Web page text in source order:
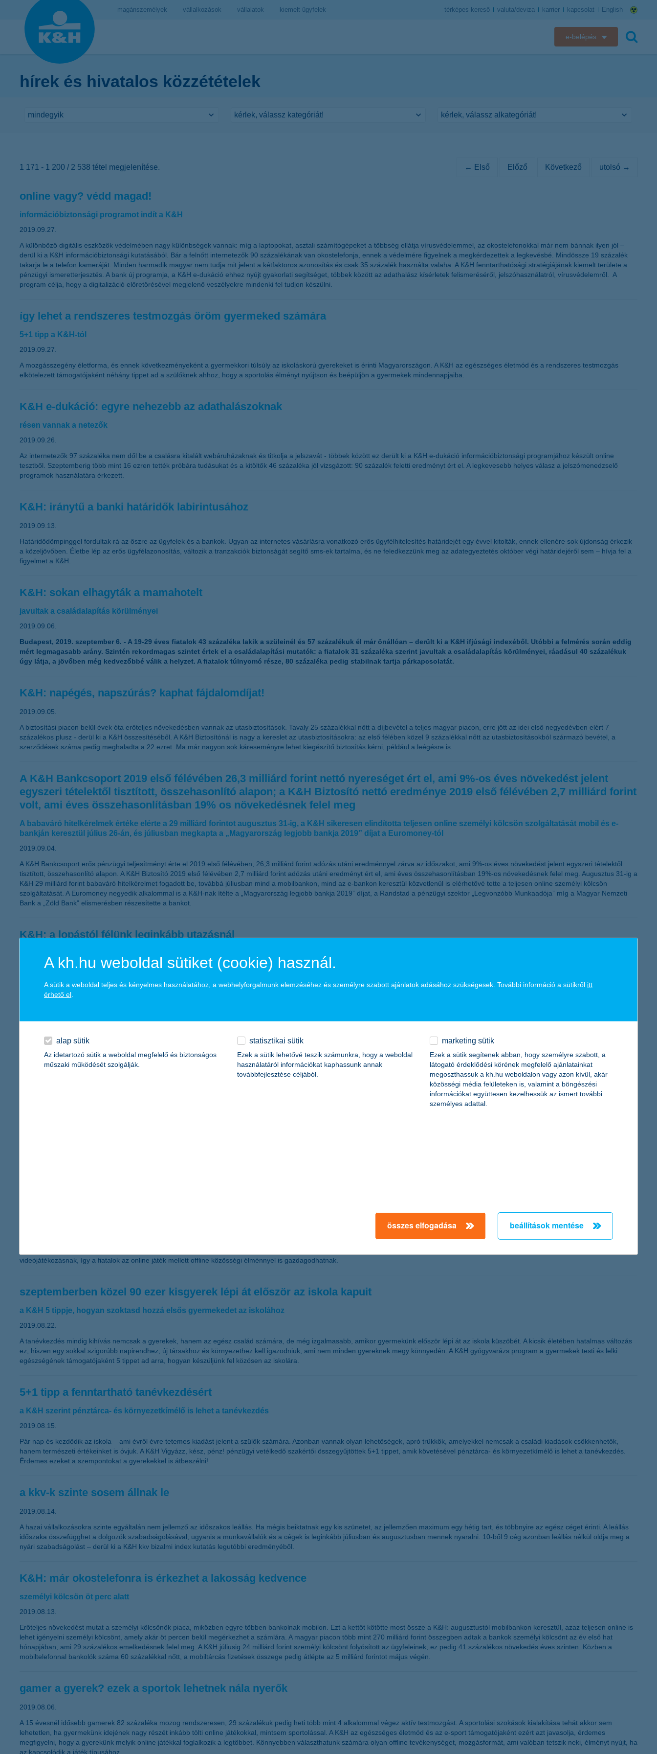
magánszemélyek vállalkozások vállalatok kiemelt ügyfelek térképes kereső valuta/deviza karrier kapcsolat English
e-belépés
hírek és hivatalos közzétételek
1 171 - 1 200 / 2 538 tétel megjelenítése. ← Első Előző Következő utolsó →
online vagy? védd magad!
információbiztonsági programot indít a K&H
2019.09.27.
A különböző digitális eszközök védelmében nagy különbségek vannak: míg a laptopokat, asztali számítógépeket a többség ellátja vírusvédelemmel, az okostelefonokkal már nem bánnak ilyen jól –
derül ki a K&H információbiztonsági kutatásából. Bár a felnőtt internetezők 90 százalékának van okostelefonja, ennek a védelmére figyelnek a megkérdezettek a legkevésbé. Mindössze 19 százalék
takarja le a telefon kameráját. Minden harmadik magyar nem tudja mit jelent a kétfaktoros azonosítás és csak 35 százalék használta valaha. A K&H fenntarthatósági stratégiájának kiemelt területe a
pénzügyi ismeretterjesztés. A bank új programja, a K&H e-dukáció ehhez nyújt gyakorlati segítséget, többek között az adathalász kísérletek felismeréséről, jelszóhasználatról, vírusvédelemről. A
program célja, hogy a digitalizáció előretörésével megjelenő veszélyekre mindenki fel tudjon készülni.
így lehet a rendszeres testmozgás öröm gyermeked számára
5+1 tipp a K&H-tól
2019.09.27.
A mozgásszegény életforma, és ennek következményeként a gyermekkori túlsúly az iskoláskorú gyerekeket is érinti Magyarországon. A K&H az egészséges életmód és a rendszeres testmozgás
elkötelezett támogatójaként néhány tippet ad a szülőknek ahhoz, hogy a sportolás élményt nyújtson és beépüljön a gyermekek mindennapjaiba.
K&H e-dukáció: egyre nehezebb az adathalászoknak
résen vannak a netezők
2019.09.26.
Az internetezők 97 százaléka nem dől be a csalásra kitalált webáruházaknak és titkolja a jelszavát - többek között ez derült ki a K&H e-dukáció információbiztonsági programjához készült online
tesztből. Szeptemberig több mint 16 ezren tették próbára tudásukat és a kitöltők 46 százaléka jól vizsgázott: 90 százalék feletti eredményt ért el. A legkevesebb helyes válasz a jelszómenedzselő
programok használatára érkezett.
K&H: iránytű a banki határidők labirintusához
2019.09.13.
Határidődömpinggel fordultak rá az őszre az ügyfelek és a bankok. Ugyan az internetes vásárlásra vonatkozó erős ügyfélhitelesítés határidejét egy évvel kitolták, ennek ellenére sok újdonság érkezik
a közeljövőben. Életbe lép az erős ügyfélazonosítás, változik a tranzakciók biztonságát segítő sms-ek tartalma, és ne feledkezzünk meg az adategyeztetés október végi határidejéről sem – hívja fel a
figyelmet a K&H.
K&H: sokan elhagyták a mamahotelt
javultak a családalapítás körülményei
2019.09.06.
Budapest, 2019. szeptember 6. - A 19-29 éves fiatalok 43 százaléka lakik a szüleinél és 57 százalékuk él már önállóan – derült ki a K&H ifjúsági indexéből. Utóbbi a felmérés során eddig
mért legmagasabb arány. Szintén rekordmagas szintet értek el a családalapítási mutatók: a fiatalok 31 százaléka szerint javultak a családalapítás körülményei, ráadásul 40 százalékuk
úgy látja, a jövőben még kedvezőbbé válik a helyzet. A fiatalok túlnyomó része, 80 százaléka pedig stabilnak tartja párkapcsolatát.
K&H: napégés, napszúrás? kaphat fájdalomdíjat!
2019.09.05.
A biztosítási piacon belül évek óta erőteljes növekedésben vannak az utasbiztosítások. Tavaly 25 százalékkal nőtt a díjbevétel a teljes magyar piacon, erre jött az idei első negyedévben elért 7
százalékos plusz - derül ki a K&H összesítéséből. A K&H Biztosítónál is nagy a kereslet az utasbiztosításokra: az első félében közel 9 százalékkal nőtt az utasbiztosításokból származó bevétel, a
szerződések száma pedig meghaladta a 22 ezret. Ma már nagyon sok káreseményre lehet kiegészítő biztosítás kérni, például a leégésre is.
A K&H Bankcsoport 2019 első félévében 26,3 milliárd forint nettó nyereséget ért el, ami 9%-os éves növekedést jelent
egyszeri tételektől tisztított, összehasonlító alapon; a K&H Biztosító nettó eredménye 2019 első félévében 2,7 milliárd forint
volt, ami éves összehasonlításban 19% os növekedésnek felel meg
A babaváró hitelkérelmek értéke elérte a 29 milliárd forintot augusztus 31-ig, a K&H sikeresen elindította teljesen online személyi kölcsön szolgáltatását mobil és e-
bankján keresztül július 26-án, és júliusban megkapta a „Magyarország legjobb bankja 2019” díjat a Euromoney-tól
2019.09.04.
A K&H Bankcsoport erős pénzügyi teljesítményt érte el 2019 első félévében, 26,3 milliárd forint adózás utáni eredménnyel zárva az időszakot, ami 9%-os éves növekedést jelent egyszeri tételektől
tisztított, összehasonlító alapon. A K&H Biztosító 2019 első félévében 2,7 milliárd forint adózás utáni eredményt ért el, ami éves összehasonlításban 19%-os növekedésnek felel meg. Augusztus 31-ig a
K&H 29 milliárd forint babaváró hitelkérelmet fogadott be, továbbá júliusban mind a mobilbankon, mind az e-bankon keresztül közvetlenül is elérhetővé tette a teljesen online személyi kölcsön
szolgáltatását. A Euromoney negyedik alkalommal is a K&H-nak ítélte a „Magyarország legjobb bankja 2019” díjat, a Randstad a pénzügyi szektor „Legvonzóbb Munkaadója” míg a Magyar Nemzeti
Bank a „Zöld Bank” elismerésben részesítette a bankot.
K&H: a lopástól félünk leginkább utazásnál
2019.08.29.
A magyarok közel fele tart attól, hogy utazás közben ellopnak tőle valamit. Attól viszont kevesen félnek, hogy másnak kárt okoznak - derül ki a K&H biztos jövő felmérésből. Kikapcsolódási céllal
leginkább Ausztriába, Horvátországba, Szlovákiába és Olaszországba látogatnak el a magyarok, míg a munka miatt inkább Németország és Ausztria a célpont. A külföldi utazáskor használt
K&H e-dukáció: a netezők felének visszaéltek már az adataival
2019.08.28.
Az internetezők közel fele, 49 százaléka érintett volt már netes visszaélésben. A legtöbben adathalászt e-mailt kaptak, de közel 20 százalék kattintott már vírusos e-mailre, 10 százaléknak pedig a
közösségi média fiókját törték fel - derült ki a K&H e-dukáció információbiztonsági programhoz készített felmérésből. A K&H új programja keretében bárki tesztelheti, mennyire biztonságosan viselkedik
A mobiltechnológia és a sávszélesség fejlődése alapjaiban változtatja meg a videójátékok világát is. Ma már a gamerek nagyobb része játszik okostelefonon, mint asztali számítógépen, egy év alatt
videójátékozásnak, így a fiatalok az online játék mellett offline közösségi élménnyel is gazdagodhatnak.
szeptemberben közel 90 ezer kisgyerek lépi át először az iskola kapuit
a K&H 5 tippje, hogyan szoktasd hozzá elsős gyermekedet az iskolához
2019.08.22.
A tanévkezdés mindig kihívás nemcsak a gyerekek, hanem az egész család számára, de még izgalmasabb, amikor gyermekünk először lépi át az iskola küszöbét. A kicsik életében hatalmas változás
ez, hiszen egy sokkal szigorúbb napirendhez, új társakhoz és környezethez kell igazodniuk, ami nem minden gyereknek megy könnyedén. A K&H gyógyvarázs program a gyermekek testi és lelki
egészségének támogatójaként 5 tippet ad arra, hogyan készüljünk fel közösen az iskolára.
5+1 tipp a fenntartható tanévkezdésért
a K&H szerint pénztárca- és környezetkímélő is lehet a tanévkezdés
2019.08.15.
Pár nap és kezdődik az iskola – ami évről évre tetemes kiadást jelent a szülők számára. Azonban vannak olyan lehetőségek, apró trükkök, amelyekkel nemcsak a családi kiadások csökkenhetők,
hanem természeti értékeinket is óvjuk. A K&H Vigyázz, kész, pénz! pénzügyi vetélkedő szakértői összegyűjtöttek 5+1 tippet, amik követésével pénztárca- és környezetkímélő is lehet a tanévkezdés.
Érdemes ezeket a szempontokat a gyerekekkel is átbeszélni!
a kkv-k szinte sosem állnak le
2019.08.14.
A hazai vállalkozásokra szinte egyáltalán nem jellemző az időszakos leállás. Ha mégis beiktatnak egy kis szünetet, az jellemzően maximum egy hétig tart, és többnyire az egész céget érinti. A leállás
időszaka összefügghet a dolgozók szabadságolásával, ugyanis a munkavállalók és a cégek is leginkább júliusban és augusztusban mennek nyaralni. 10-ből 9 cég azonban leállás nélkül oldja meg a
nyári szabadságolást – derül ki a K&H kkv bizalmi index kutatás legutóbbi eredményéből.
K&H: már okostelefonra is érkezhet a lakosság kedvence
személyi kölcsön öt perc alatt
2019.08.13.
Erőteljes növekedést mutat a személyi kölcsönök piaca, miközben egyre többen bankolnak mobilon. Ezt a kettőt kötötte most össze a K&H: augusztustól mobilbankon keresztül, azaz teljesen online is
lehet igényelni személyi kölcsönt, amely akár öt percen belül megérkezhet a számlára. A magyar piacon több mint 270 milliárd forint összegben adtak a bankok személyi kölcsönt az év első hat
hónapjában, ami 29 százalékos emelkedésnek felel meg. A K&H júliusig 24 milliárd forint személyi kölcsönt folyósított az ügyfeleinek, ez pedig 41 százalékos növekedés éves szinten. Közben a
mobiltelefonnal bankolók száma 60 százalékkal nőtt, a mobiltárcás fizetések összege pedig átlépte az 5 milliárd forintot május végén.
gamer a gyerek? ezek a sportok lehetnek nála nyerők
2019.08.06.
A 15 évesnél idősebb gamerek 82 százaléka mozog rendszeresen, 29 százalékuk pedig heti több mint 4 alkalommal végez aktív testmozgást. A sportolási szokások kialakítása tehát akkor sem
lehetetlen, ha gyermekünk idejének nagy részét inkább tölti online játékokkal, mintsem sportolással. A K&H az egészséges életmód és az e-sport támogatójaként ezért azt javasolja, érdemes
megfigyelni, hogy a gyerekünk melyik online játékkal foglalkozik a legtöbbet. Könnyebben választhatunk számára olyan offline tevékenységet, mozgásformát, ami valóban tetszik neki, élményt nyújt, ha
az kapcsolódik a játék típusához.
A kh.hu weboldal sütiket (cookie) használ.
A sütik a weboldal teljes és kényelmes használatához, a webhelyforgalmunk elemzéséhez és személyre szabott ajánlatok adásához szükségesek. További információ a sütikről itt
érhető el
alap sütik
Az idetartozó sütik a weboldal megfelelő és biztonságos
műszaki működését szolgálják.
statisztikai sütik
Ezek a sütik lehetővé teszik számunkra, hogy a weboldal
használatáról információkat kaphassunk annak
továbbfejlesztése céljából.
marketing sütik
Ezek a sütik segítenek abban, hogy személyre szabott, a
látogató érdeklődési körének megfelelő ajánlatainkat
megoszthassuk a kh.hu weboldalon vagy azon kívül, akár
közösségi média felületeken is, valamint a böngészési
információkat együttesen kezelhessük az ismert további
személyes adattal.
összes elfogadása beállítások mentése